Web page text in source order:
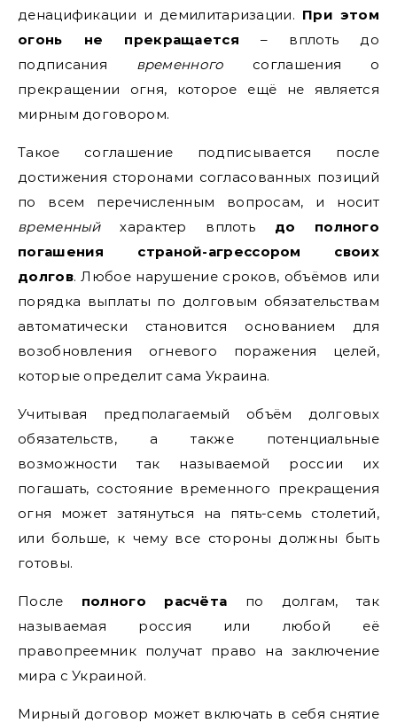
денацификации и демилитаризации. При этом
огонь не прекращается – вплоть до
подписания временного соглашения о
прекращении огня, которое ещё не является
мирным договором.
Такое соглашение подписывается после
достижения сторонами согласованных позиций
по всем перечисленным вопросам, и носит
временныйхарактер вплоть до полного
погашения страной-агрессором своих
долгов. Любое нарушение сроков, объёмов или
порядка выплаты по долговым обязательствам
автоматически становится основанием для
возобновления огневого поражения целей,
которые определит сама Украина.
Учитывая предполагаемый объём долговых
обязательств, а также потенциальные
возможности так называемой россии их
погашать, состояние временного прекращения
огня может затянуться на пять-семь столетий,
или больше, к чему все стороны должны быть
готовы.
После полного расчёта по долгам, так
называемая россия или любой её
правопреемник получат право на заключение
мира с Украиной.
Мирный договор может включать в себя снятие